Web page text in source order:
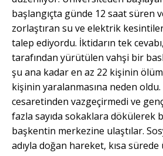
başlangıçta günde 12 saat süren
zorlaştıran su ve elektrik
talep ediyordu. İktidarın tek
tarafından yürütülen vahşi bir
şu ana kadar en az 22 kişinin
kişinin yaralanmasına neden
cesaretinden vazgeçirmedi ve
fazla sayıda sokaklara dökülerek
başkentin merkezine ulaştılar.
adıyla doğan hareket, kısa sürede